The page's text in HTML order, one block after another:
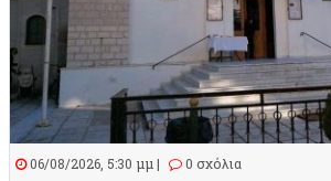
06/08/2026, 5:30 μμ | 0 σχόλια